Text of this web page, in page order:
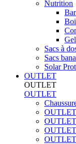
Nutrition
Sacs à
Sacs
Solar
OUTLET
OUTLET
OUTLET